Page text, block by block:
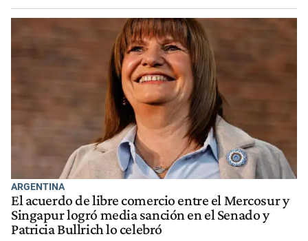
ARGENTINA
El acuerdo de libre comercio entre el Mercosur y
Singapur logró media sanción en el Senado y
Patricia Bullrich lo celebró